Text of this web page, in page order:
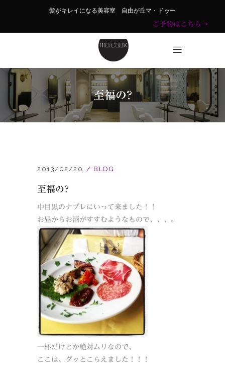
髪がキレイになる美容室 自由が丘マ・ドゥー
ご予約はこちら→
至福の?
2013/02/20 BLOG
至福の?
中目黒のナプレにいって来ました！！
お昼からお酒がすすむようなもので、、、。
一杯だけとか絶対ムリなので、
ここは、グッとこらえました！！！